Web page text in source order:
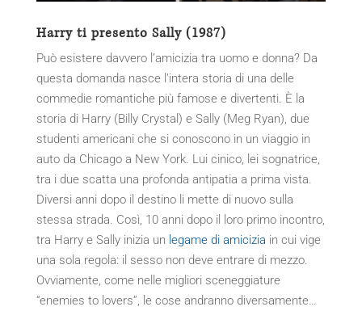
Harry ti presento Sally (1987)
Può esistere davvero l’amicizia tra uomo e donna? Da
questa domanda nasce l’intera storia di una delle
commedie romantiche più famose e divertenti. È la
storia di Harry (Billy Crystal) e Sally (Meg Ryan), due
studenti americani che si conoscono in un viaggio in
auto da Chicago a New York. Lui cinico, lei sognatrice,
tra i due scatta una profonda antipatia a prima vista.
Diversi anni dopo il destino li mette di nuovo sulla
stessa strada. Così, 10 anni dopo il loro primo incontro,
tra Harry e Sally inizia un legame di amicizia in cui vige
una sola regola: il sesso non deve entrare di mezzo.
Ovviamente, come nelle migliori sceneggiature
“enemies to lovers”, le cose andranno diversamente…